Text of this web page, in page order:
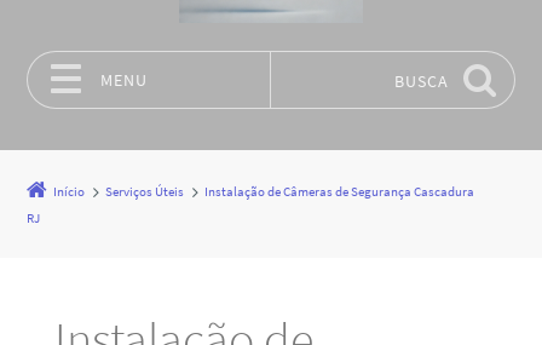
MENU BUSCA
Início Serviços Úteis
Instalação de Câmeras de Segurança Cascadura
RJ